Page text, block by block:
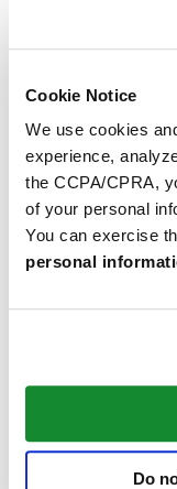
Cookie Notice
We use cookies
experience,
the CCPA/CPRA,
of your personal
You can exercise
personal
Do
bardzo mala ilosc
Materiał zapięcia
Stal szlachetna 316L
Stal szlachetna 316L,
przyklad do produkcji
wytrzymaly, odporny
bardzo mala ilosc
nie powoduje reakcji
Zegarek Damski ∙
Materiałów
Diamenty